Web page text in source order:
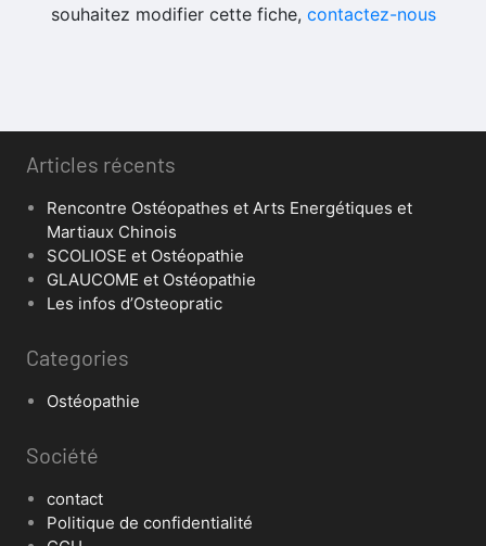
souhaitez modifier cette fiche, contactez-nous
Articles récents
Rencontre Ostéopathes et Arts Energétiques et
Martiaux Chinois
SCOLIOSE et Ostéopathie
GLAUCOME et Ostéopathie
Les infos d’Osteopratic
Categories
Ostéopathie
Société
contact
Politique de confidentialité